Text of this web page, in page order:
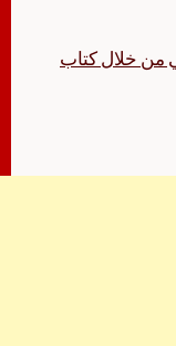
من خلال كتاب